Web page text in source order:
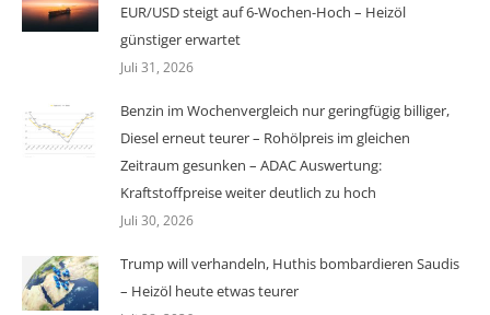
EUR/USD steigt auf 6-Wochen-Hoch – Heizöl
günstiger erwartet
Juli 31, 2026
Benzin im Wochenvergleich nur geringfügig billiger,
Diesel erneut teurer – Rohölpreis im gleichen
Zeitraum gesunken – ADAC Auswertung:
Kraftstoffpreise weiter deutlich zu hoch
Juli 30, 2026
Trump will verhandeln, Huthis bombardieren Saudis
– Heizöl heute etwas teurer